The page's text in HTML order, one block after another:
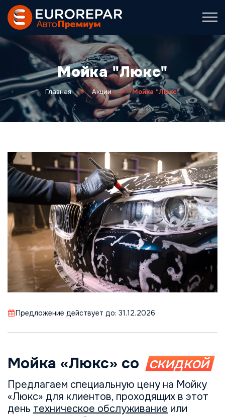
Мойка "Люкс"
Главная Акции Мойка "Люкс"
Предложение действует до: 31.12.2026
Мойка «Люкс» со скидкой
Предлагаем специальную цену на Мойку
«Люкс» для клиентов, проходящих в этот
день техническое обслуживание или